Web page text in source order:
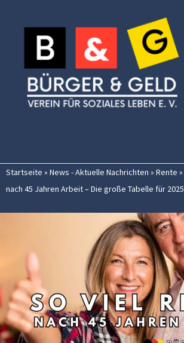
Inhalt
springen
Startseite » News - Aktuelle Nachrichten » Rente »
nach 45 Jahren Arbeit – Die große Tabelle für 2025